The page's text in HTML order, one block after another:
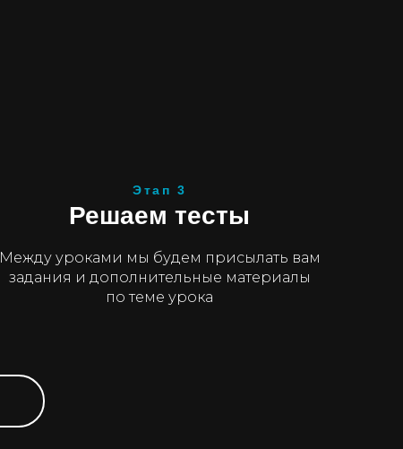
Этап 3
Решаем тесты
Между уроками мы будем присылать вам
задания и дополнительные материалы
по теме урока